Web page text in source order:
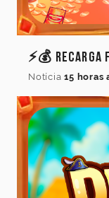
⚡💰 Recarga
Notícia 15 horas